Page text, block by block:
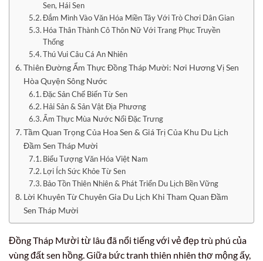
Sen, Hái Sen
Đắm Mình Vào Văn Hóa Miền Tây Với Trò Chơi Dân Gian
Hóa Thân Thành Cô Thôn Nữ Với Trang Phục Truyền
Thống
Thú Vui Câu Cá An Nhiên
Thiên Đường Ẩm Thực Đồng Tháp Mười: Nơi Hương Vị Sen
Hòa Quyện Sông Nước
Đặc Sản Chế Biến Từ Sen
Hải Sản & Sản Vật Địa Phương
Ẩm Thực Mùa Nước Nổi Đặc Trưng
Tầm Quan Trọng Của Hoa Sen & Giá Trị Của Khu Du Lịch
Đầm Sen Tháp Mười
Biểu Tượng Văn Hóa Việt Nam
Lợi Ích Sức Khỏe Từ Sen
Bảo Tồn Thiên Nhiên & Phát Triển Du Lịch Bền Vững
Lời Khuyên Từ Chuyên Gia Du Lịch Khi Tham Quan Đầm
Sen Tháp Mười
Đồng Tháp Mười từ lâu đã nổi tiếng với vẻ đẹp trù phú của
vùng đất sen hồng. Giữa bức tranh thiên nhiên thơ mộng ấy,